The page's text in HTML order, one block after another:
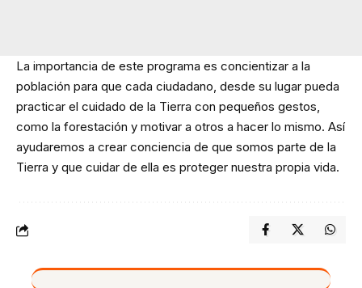
La importancia de este programa es concientizar a la
población para que cada ciudadano, desde su lugar pueda
practicar el cuidado de la Tierra con pequeños gestos,
como la forestación y motivar a otros a hacer lo mismo. Así
ayudaremos a crear conciencia de que somos parte de la
Tierra y que cuidar de ella es proteger nuestra propia vida.